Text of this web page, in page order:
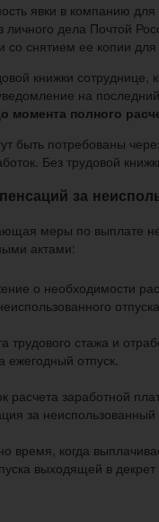
явки в компанию
личного дела Почтой
со снятием ее копии
книжки
на
момента полного
быть потребованы
Без трудовой
за
меры по выплате
актами:
о необходимости
трудового стажа и
отпуск.
расчета заработной
за неиспользованный
время, когда
выходящей в